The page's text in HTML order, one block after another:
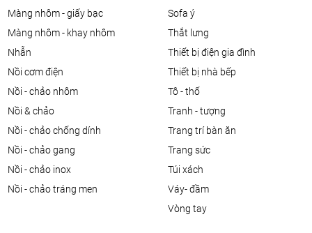
màng nhôm - giấy bạc
màng nhôm - khay nhôm
nhẫn
nồi cơm điện
nồi - chảo nhôm
nồi & chảo
nồi - chảo chống dính
nồi - chảo gang
nồi - chảo inox
nồi - chảo tráng men
sofa ý
thắt lưng
thiết bị điện gia đình
thiết bị nhà bếp
tô - thố
tranh - tượng
trang trí bàn ăn
trang sức
túi xách
váy- đầm
vòng tay